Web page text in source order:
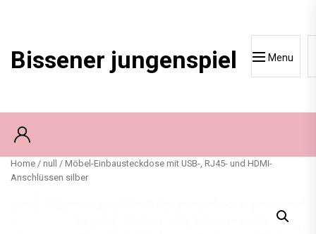
Bissener jungenspiel Menu
Home / null
/ Möbel-Einbausteckdose mit USB-, RJ45- und HDMI-
Anschlüssen silber